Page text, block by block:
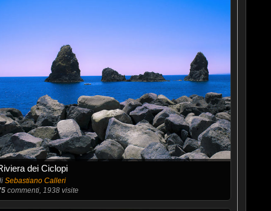
dei Ciclopi
Sebastiano Calleri
commenti, 1938 visite